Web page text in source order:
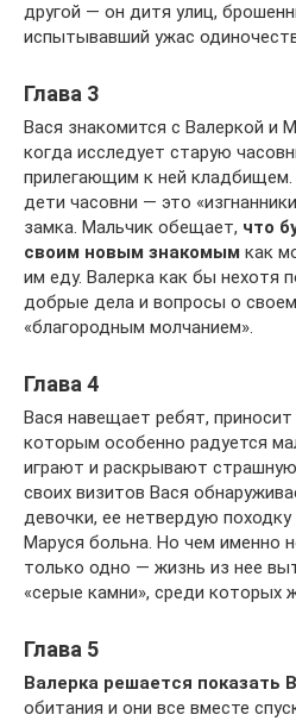
другой — он дитя улиц,
испытывавший ужас
Глава 3
Вася знакомится с Валеркой и
когда исследует старую
прилегающим к ней кладбищем.
дети часовни — это
замка. Мальчик обещает, что
своим новым знакомым как
им еду. Валерка как бы нехотя
добрые дела и вопросы о
«благородным молчанием».
Глава 4
Вася навещает ребят, приносит
которым особенно радуется
играют и раскрывают
своих визитов Вася
девочки, ее нетвердую
Маруся больна. Но чем именно
только одно — жизнь из нее
«серые камни», среди которых
Глава 5
Валерка решается показать
обитания и они все вместе